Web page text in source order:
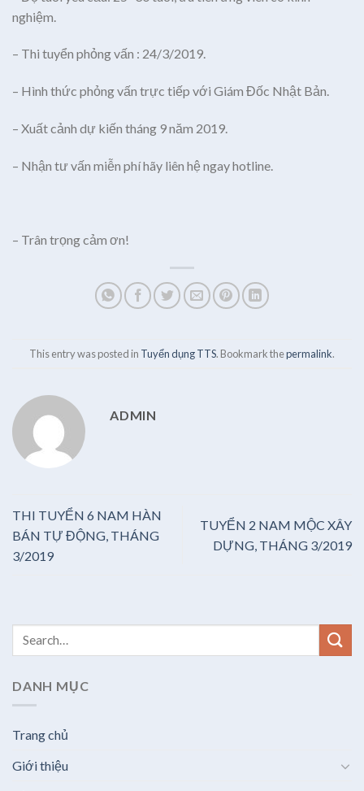
nghiệm.
– Thi tuyển phỏng vấn : 24/3/2019.
– Hình thức phỏng vấn trực tiếp với Giám Đốc Nhật Bản.
– Xuất cảnh dự kiến tháng 9 năm 2019.
– Nhận tư vấn miễn phí hãy liên hệ ngay hotline.
– Trân trọng cảm ơn!
This entry was posted in Tuyển dụng TTS. Bookmark thepermalink.
ADMIN
THI TUYỂN 6 NAM HÀN
BÁN TỰ ĐỘNG, THÁNG
3/2019
TUYỂN 2 NAM MỘC XÂY
DỰNG, THÁNG 3/2019
DANH MỤC
Trang chủ
Giới thiệu